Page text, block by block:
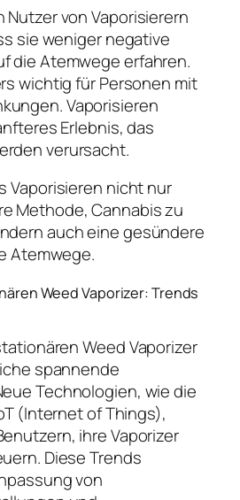
von Vaporisierern
sie weniger negative
die Atemwege erfahren.
wichtig für Personen mit
Vaporisieren
Erlebnis, das
verursacht.
Vaporisieren nicht nur
Methode, Cannabis zu
auch eine gesündere
Atemwege.
Weed Vaporizer: Trends
Weed Vaporizer
spannende
Technologien, wie die
(Internet of Things),
ihre Vaporizer
Diese Trends
von